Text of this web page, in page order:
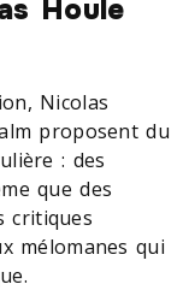
Houle
Nicolas
proposent du
: des
que des
critiques
mélomanes qui